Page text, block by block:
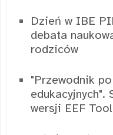
Dzień w IBE
debata
rodziców
"Przewodnik
wersji EEF